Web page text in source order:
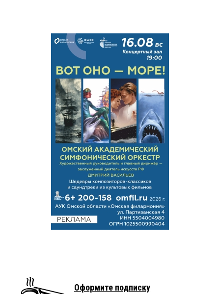
Оформите подписку